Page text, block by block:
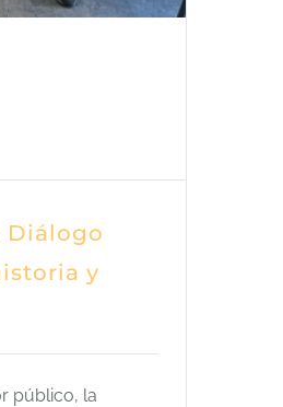
Diálogo
y
público, la